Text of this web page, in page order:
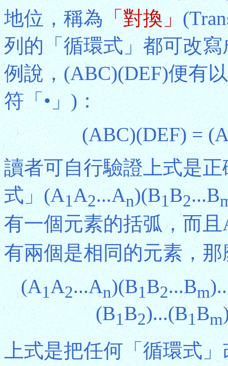
地位，稱為「對換」
列的「循環式」都可改
例說，(ABC)(DEF)便有
符「•」)：
(ABC)(DEF) =
讀者可自行驗證上式是
式」(A1A2...An)(B1B2...B
有一個元素的括弧，而且
有兩個是相同的元素，
(A1A2...An)(B1B2...Bm
(B1B2)...(B1Bm
上式是把任何「循環式